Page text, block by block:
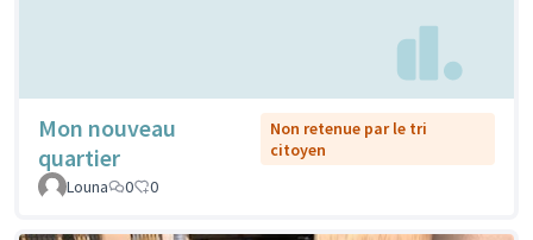
Mon nouveau
quartier
Non retenue par le tri
citoyen
Louna
0 0